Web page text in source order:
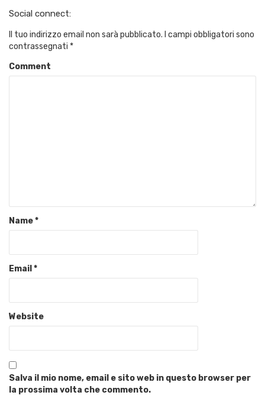
Social connect:
Il tuo indirizzo email non sarà pubblicato. I campi obbligatori sono
contrassegnati *
Comment
Name*
Email *
Website
Salva il mio nome, email e sito web in questo browser per
la prossima volta che commento.